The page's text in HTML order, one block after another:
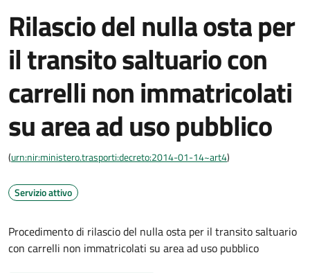
Rilascio del nulla osta per
il transito saltuario con
carrelli non immatricolati
su area ad uso pubblico
(urn:nir:ministero.trasporti:decreto:2014-01-14~art4)
Servizio attivo
Procedimento di rilascio del nulla osta per il transito saltuario
con carrelli non immatricolati su area ad uso pubblico